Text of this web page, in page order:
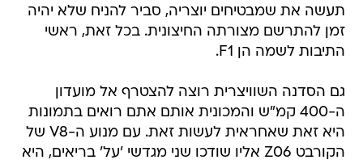
תעשה את שמבטיחים יוצריה, סביר להניח שלא יהיה
זמן להתרשם מצורתה החיצונית. בכל זאת, ראשי
התיבות לשמה הן F1.
גם הסדנה השוויצרית רוצה להצטרף אל מועדון
ה-400 קמ"ש והמכונית אותם אתם רואים בתמונות
היא זאת שאחראית לעשות זאת. עם מנוע ה-V8 של
הקורבט Z06 אליו שודכו שני מגדשי 'על' בריאים, היא